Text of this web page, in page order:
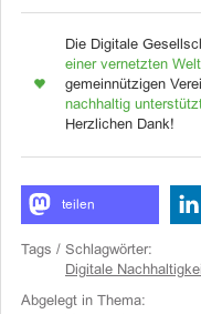
Die Digitale
einer vernetzten Welt
gemeinnützigen
nachhaltig
Herzlichen Dank!
teilen
Tags / Schlagwörter:
Digitale
Abgelegt in Thema: